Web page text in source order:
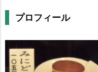
プロフィール